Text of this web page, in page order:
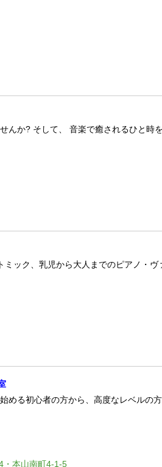
んか? そして、 音楽で癒されるひと時
ック、乳児から大人までのピアノ・
める初心者の方から、高度なレベルの
・本山南町4-1-5